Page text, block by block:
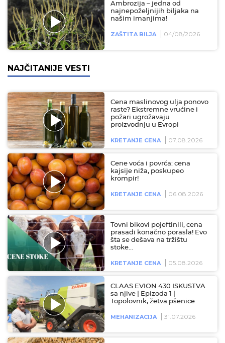
Ambrozija – jedna od
najnepoželjnijih biljaka na
našim imanjima!
ZAŠTITA BILJA 04/08/2026
NAJČITANIJE VESTI
Cena maslinovog ulja ponovo
raste? Ekstremne vrućine i
požari ugrožavaju
proizvodnju u Evropi
KRETANJE CENA 07.08.2026
Cene voća i povrća: cena
kajsije niža, poskupeo
krompir!
KRETANJE CENA 06.08.2026
Tovni bikovi pojeftinili, cena
prasadi konačno porasla! Evo
šta se dešava na tržištu
stoke…
KRETANJE CENA 05.08.2026
CLAAS EVION 430 ISKUSTVA
sa njive | Epizoda 1 |
Topolovnik, žetva pšenice
MEHANIZACIJA 31.07.2026